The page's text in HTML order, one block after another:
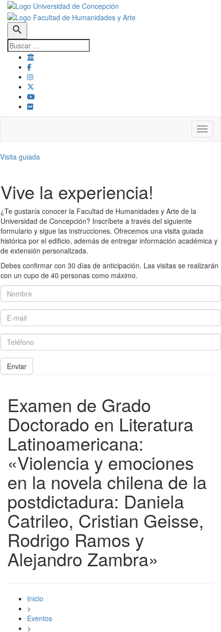
search
Visita guiada
Vive la experiencia!
¿Te gustaría conocer la Facultad de Humanidades y Arte de la
Universidad de Concepción? Inscríbete a través del siguiente
formulario y sigue las instrucciones. Ofrecemos una visita guiada
histórica por el edificio, además de entregar información académica y
de extensión personalizada.
Debes confirmar con 30 días de anticipación. Las visitas se realizarán
con un cupo de 40 personas como máximo.
Nombre
E-mail
Teléfono
Enviar
Examen de Grado
Doctorado en Literatura
Latinoamericana:
«Violencia y emociones
en la novela chilena de la
postdictadura: Daniela
Catrileo, Cristian Geisse,
Rodrigo Ramos y
Alejandro Zambra»
Inicio
>
Eventos
>